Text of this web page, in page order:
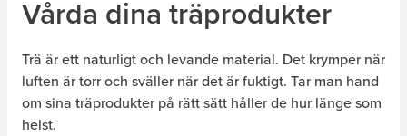
Vårda dina träprodukter
Trä är ett naturligt och levande material. Det krymper när
luften är torr och sväller när det är fuktigt. Tar man hand
om sina träprodukter på rätt sätt håller de hur länge som
helst.